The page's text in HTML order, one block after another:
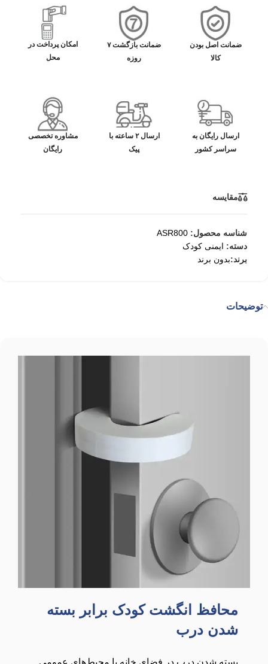
ضمانت اصل بودن
کالا
ضمانت بازگشت ۷
روزه
امکان پرداخت در
محل
ارسال رایگان به
سراسر کشور
ارسال ۲ ساعته با
پیک
مشاوره تخصصی
رایگان
مقایسه
شناسه محصول: ASR800
دسته: ایمنی کودک
برند:بدون برند
توضیحات
محافظ انگشت کودک برابر بسته
شدن درب
بسته شدن درب در فضای خانه یا محیط‌های عمومی